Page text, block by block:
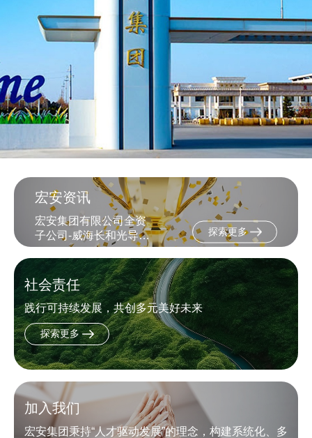
宏安资讯
宏安集团有限公司全资
子公司-威海长和光导科
技有限公司被认定为“山
东省制造业单项冠军企
业”
探索更多
社会责任
践行可持续发展，共创多元美好未来
探索更多
加入我们
宏安集团秉持“人才驱动发展”的理念，构建系统化、多